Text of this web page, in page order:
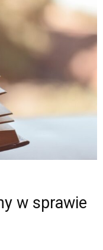
w sprawie